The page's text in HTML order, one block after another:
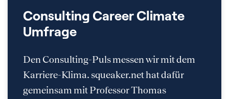
Consulting Career Climate
Umfrage
Den Consulting-Puls messen wir mit dem
Karriere-Klima. squeaker.net hat dafür
gemeinsam mit Professor Thomas